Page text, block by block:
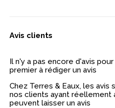
Avis clients
Il n'y a pas encore d'avis
premier à rédiger un avis
Chez Terres & Eaux, les avis
nos clients ayant réellement
peuvent laisser un avis